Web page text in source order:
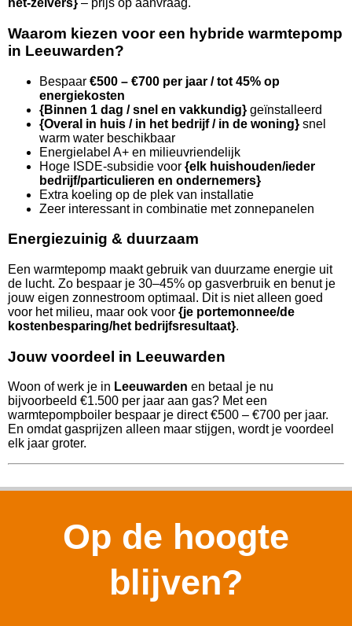
het-zelvers} – prijs op aanvraag.
Waarom kiezen voor een hybride warmtepomp
in Leeuwarden?
Bespaar €500 – €700 per jaar / tot 45% op
energiekosten
{Binnen 1 dag / snel en vakkundig} geïnstalleerd
{Overal in huis / in het bedrijf / in de woning} snel
warm water beschikbaar
Energielabel A+ en milieuvriendelijk
Hoge ISDE-subsidie voor {elk huishouden/ieder
bedrijf/particulieren en ondernemers}
Extra koeling op de plek van installatie
Zeer interessant in combinatie met zonnepanelen
Energiezuinig & duurzaam
Een warmtepomp maakt gebruik van duurzame energie uit
de lucht. Zo bespaar je 30–45% op gasverbruik en benut je
jouw eigen zonnestroom optimaal. Dit is niet alleen goed
voor het milieu, maar ook voor {je portemonnee/de
kostenbesparing/het bedrijfsresultaat}.
Jouw voordeel in Leeuwarden
Woon of werk je in Leeuwarden en betaal je nu
bijvoorbeeld €1.500 per jaar aan gas? Met een
warmtepompboiler bespaar je direct €500 – €700 per jaar.
En omdat gasprijzen alleen maar stijgen, wordt je voordeel
elk jaar groter.
Op de hoogte
blijven?